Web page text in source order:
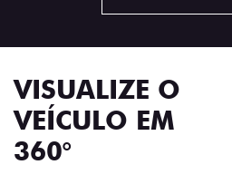
VISUALIZE O
VEÍCULO EM
360°